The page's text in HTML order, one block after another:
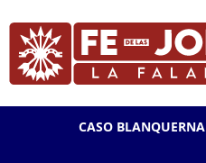
CASO BLANQUERNA